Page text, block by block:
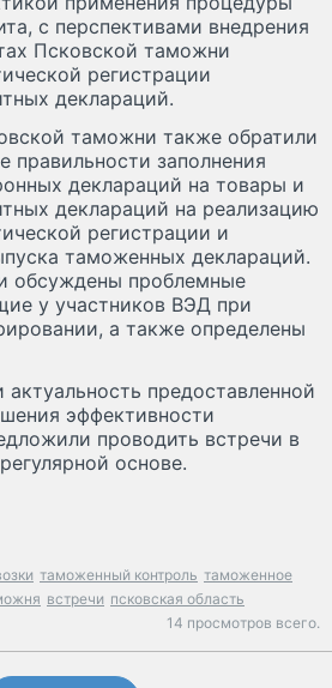
с перспективами внедрения
Псковской таможни
регистрации
деклараций.
таможни также обратили
правильности заполнения
деклараций на товары и
деклараций на реализацию
регистрации и
таможенных деклараций.
обсуждены проблемные
у участников ВЭД при
а также определены
предоставленной
эффективности
проводить встречи в
основе.
таможенный контроль таможенное
встречи псковская область
14 просмотров всего.